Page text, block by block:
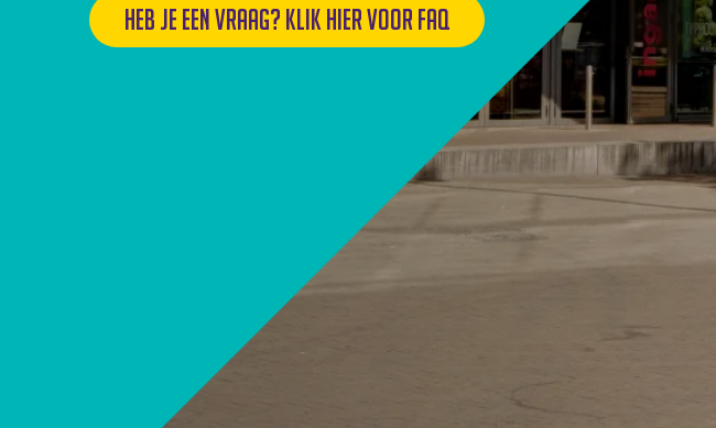
Heb je een vraag? Klik hier voor FAQ